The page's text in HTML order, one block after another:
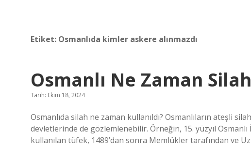
Etiket: Osmanlıda kimler askere alınmazdı
Osmanlı Ne Zaman
Tarih: Ekim 18, 2024
Osmanlıda silah ne zaman kullanıldı? Osmanlıların ateşli
devletlerinde de gözlemlenebilir. Örneğin, 15. yüzyıl Osmanlı
kullanılan tüfek, 1489’dan sonra Memlükler tarafından ve